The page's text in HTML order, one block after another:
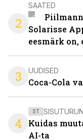
2
SAATED
Solarisse
eesmärk on,
3 UUDISED
Coca-Cola
4
ST
Kuidas
AI-ta